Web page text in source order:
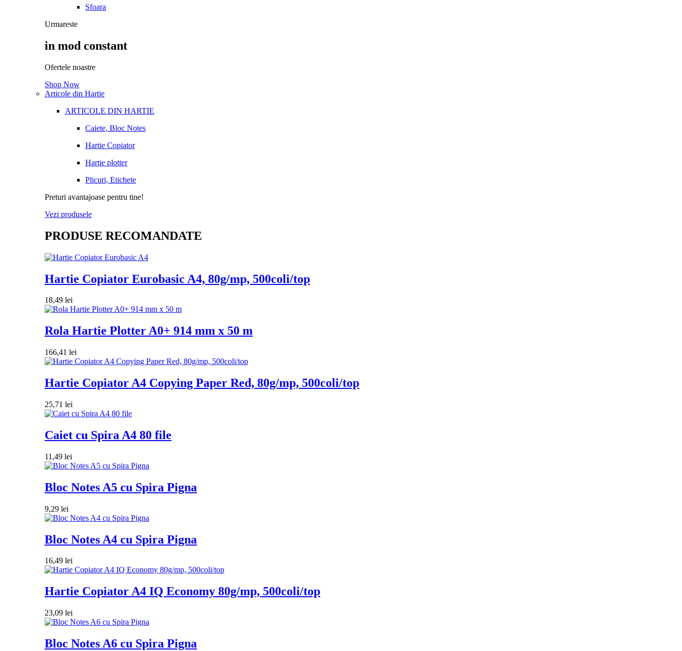
Sfoara
Urmareste
in mod constant
Ofertele noastre
Shop Now
Articole din Hartie
ARTICOLE DIN HARTIE
Caiete, Bloc Notes
Hartie Copiator
Hartie plotter
Plicuri, Etichete
Preturi avantajoase pentru tine!
Vezi produsele
PRODUSE RECOMANDATE
Hartie Copiator Eurobasic A4, 80g/mp, 500coli/top
18,49 lei
Rola Hartie Plotter A0+ 914 mm x 50 m
166,41 lei
Hartie Copiator A4 Copying Paper Red, 80g/mp, 500coli/top
25,71 lei
Caiet cu Spira A4 80 file
11,49 lei
Bloc Notes A5 cu Spira Pigna
9,29 lei
Bloc Notes A4 cu Spira Pigna
16,49 lei
Hartie Copiator A4 IQ Economy 80g/mp, 500coli/top
23,09 lei
Bloc Notes A6 cu Spira Pigna